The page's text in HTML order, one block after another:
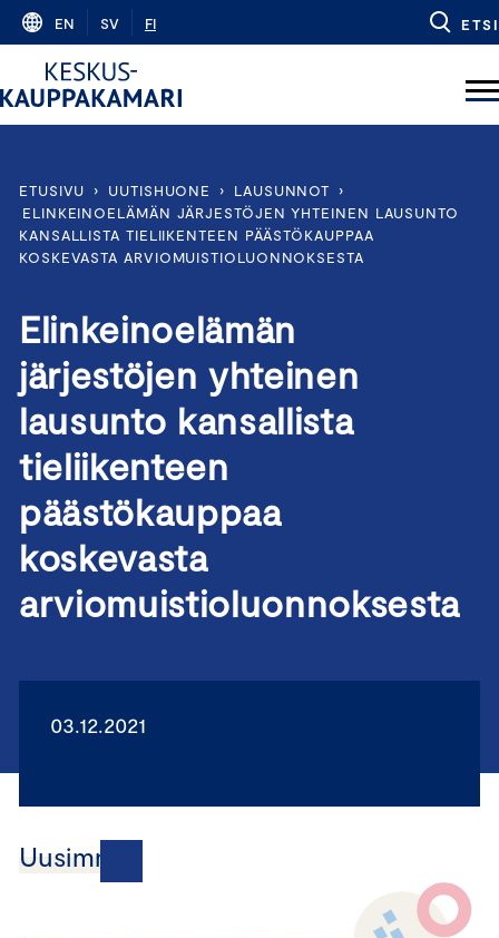
Skip
content
EN SV FI ETSI
ETUSIVU › UUTISHUONE › LAUSUNNOT
›
ELINKEINOELÄMÄN JÄRJESTÖJEN YHTEINEN LAUSUNTO
KANSALLISTA TIELIIKENTEEN PÄÄSTÖKAUPPAA
KOSKEVASTA ARVIOMUISTIOLUONNOKSESTA
Elinkeinoelämän
järjestöjen yhteinen
lausunto kansallista
tieliikenteen
päästökauppaa
koskevasta
arviomuistioluonnoksesta
03.12.2021
Uusimmat